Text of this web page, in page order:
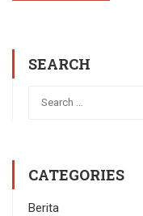
SEARCH
CATEGORIES
Berita